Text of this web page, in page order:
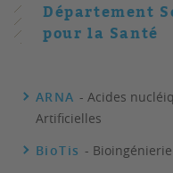
Département
pour la Santé
ARNA - Acides
Artificielles
BioTis -